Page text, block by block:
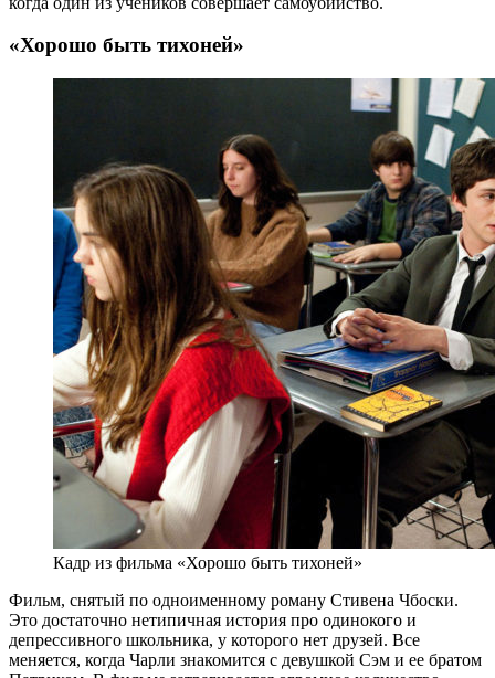
«Хорошо быть тихоней»
Кадр из фильма «Хорошо быть тихоней»
Фильм, снятый по одноименному роману Стивена Чбоски.
Это достаточно нетипичная история про одинокого и
депрессивного школьника, у которого нет друзей. Все
меняется, когда Чарли знакомится с девушкой Сэм и ее братом